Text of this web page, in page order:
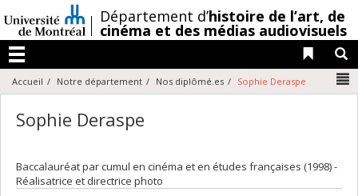
au
contenu
/Département d’histoire de l’art, de
cinéma et des médias audiovisuels
Menu
Liens
Accueil Notre département Nos diplômé.es Sophie Deraspe
Sophie Deraspe
Baccalauréat par cumul en cinéma et en études françaises (1998) -
Réalisatrice et directrice photo